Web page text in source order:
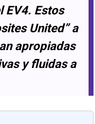
EV4. Estos
United” a
apropiadas
y fluidas a